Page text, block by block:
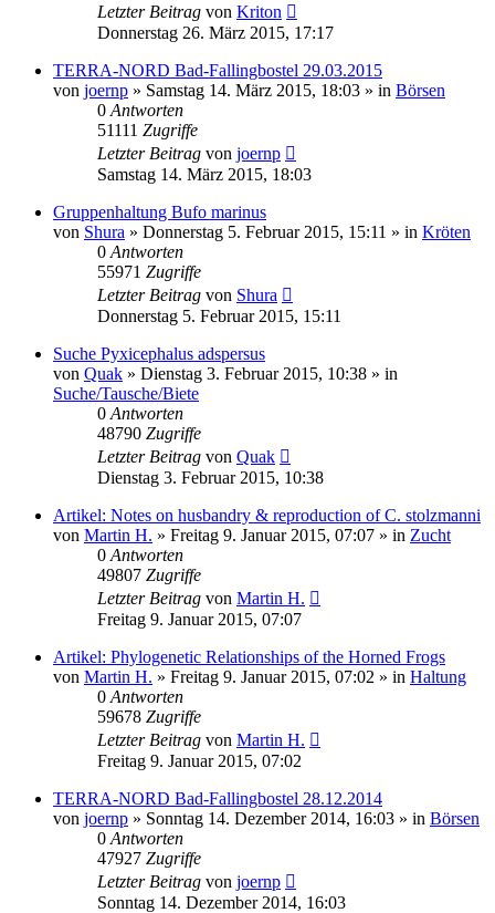
Letzter Beitrag von Kriton
Donnerstag 26. März 2015, 17:17
TERRA-NORD Bad-Fallingbostel 29.03.2015
von joernp » Samstag 14. März 2015, 18:03 » in Börsen
0 Antworten
51111 Zugriffe
Letzter Beitrag von joernp
Samstag 14. März 2015, 18:03
Gruppenhaltung Bufo marinus
von Shura » Donnerstag 5. Februar 2015, 15:11 » in Kröten
0 Antworten
55971 Zugriffe
Letzter Beitrag von Shura
Donnerstag 5. Februar 2015, 15:11
Suche Pyxicephalus adspersus
von Quak » Dienstag 3. Februar 2015, 10:38 » in
Suche/Tausche/Biete
0 Antworten
48790 Zugriffe
Letzter Beitrag von Quak
Dienstag 3. Februar 2015, 10:38
Artikel: Notes on husbandry & reproduction of C. stolzmanni
von Martin H. » Freitag 9. Januar 2015, 07:07 » in Zucht
0 Antworten
49807 Zugriffe
Letzter Beitrag von Martin H.
Freitag 9. Januar 2015, 07:07
Artikel: Phylogenetic Relationships of the Horned Frogs
von Martin H. » Freitag 9. Januar 2015, 07:02 » in Haltung
0 Antworten
59678 Zugriffe
Letzter Beitrag von Martin H.
Freitag 9. Januar 2015, 07:02
TERRA-NORD Bad-Fallingbostel 28.12.2014
von joernp » Sonntag 14. Dezember 2014, 16:03 » in Börsen
0 Antworten
47927 Zugriffe
Letzter Beitrag von joernp
Sonntag 14. Dezember 2014, 16:03